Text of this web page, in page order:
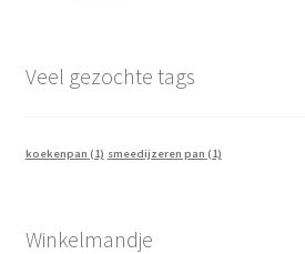
Veel gezochte tags
koekenpan (1) smeedijzeren pan (1)
Winkelmandje